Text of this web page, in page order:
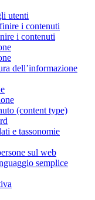
utenti
i contenuti
i contenuti
dell’informazione
(content type)
e tassonomie
sul web
semplice